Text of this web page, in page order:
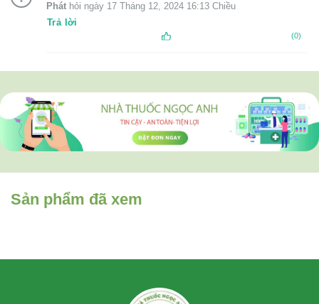
Phát hỏi ngày 17 Tháng 12, 2024 16:13 Chiều
Trả lời
(0)
Sản phẩm đã xem